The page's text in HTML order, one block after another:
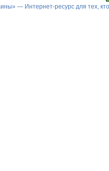
— Интернет-ресурс для тех,